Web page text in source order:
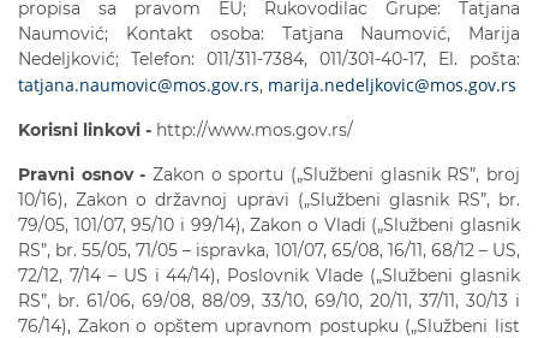
propisa sa pravom EU; Rukovodilac Grupe: Tatjana
Naumović; Kontakt osoba: Tatjana Naumović, Marija
Nedeljković; Telefon: 011/311-7384, 011/301-40-17, El. pošta:
tatjana.naumovic@mos.gov.rs, marija.nedeljkovic@mos.gov.rs
Korisni linkovi - http://www.mos.gov.rs/
Pravni osnov - Zakon o sportu („Službeni glasnik RS”, broj
10/16), Zakon o državnoj upravi („Službeni glasnik RS”, br.
79/05, 101/07, 95/10 i 99/14), Zakon o Vladi („Službeni glasnik
RS”, br. 55/05, 71/05 – ispravka, 101/07, 65/08, 16/11, 68/12 – US,
72/12, 7/14 – US i 44/14), Poslovnik Vlade („Službeni glasnik
RS”, br. 61/06, 69/08, 88/09, 33/10, 69/10, 20/11, 37/11, 30/13 i
76/14), Zakon o opštem upravnom postupku („Službeni list